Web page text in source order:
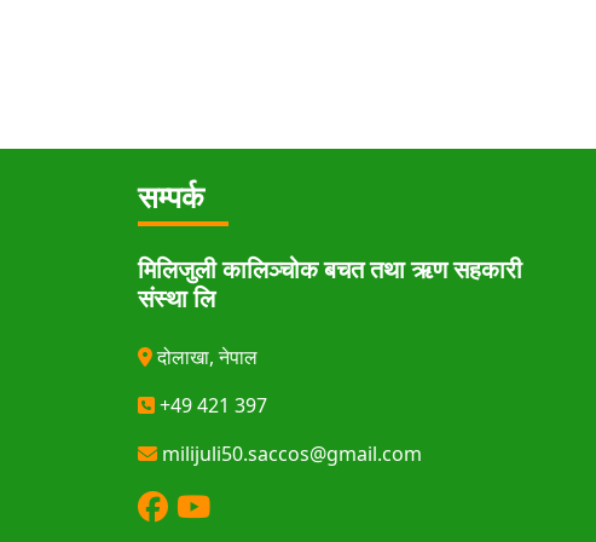
सम्पर्क
मिलिजुली कालिञ्चोक बचत तथा ऋण सहकारी
संस्था लि
दोलाखा, नेपाल
+49 421 397
milijuli50.saccos@gmail.com